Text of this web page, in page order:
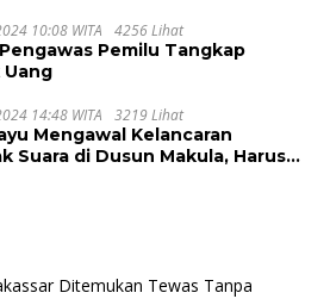
10:08 WITA 4256 Lihat
Pemilu Tangkap
14:48 WITA 3219 Lihat
Kelancaran
di Dusun Makula, Harus